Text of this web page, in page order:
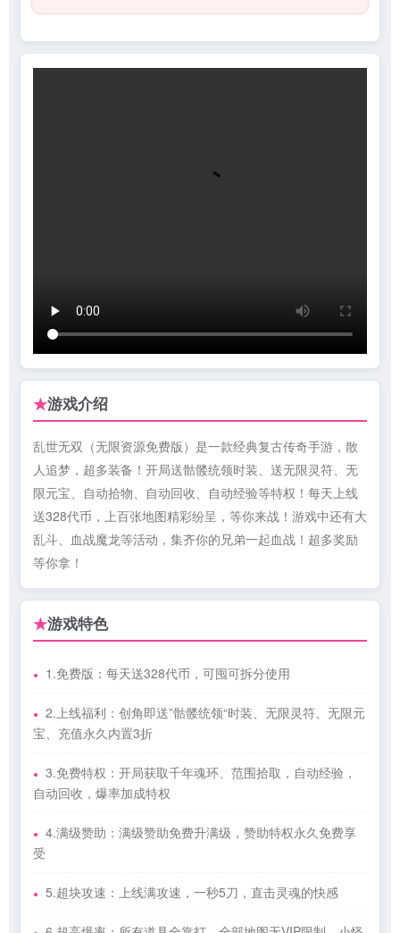
★游戏介绍
乱世无双（无限资源免费版）是一款经典复古传奇手游，散
人追梦，超多装备！开局送骷髅统领时装、送无限灵符、无
限元宝、自动拾物、自动回收、自动经验等特权！每天上线
送328代币，上百张地图精彩纷呈，等你来战！游戏中还有大
乱斗、血战魔龙等活动，集齐你的兄弟一起血战！超多奖励
等你拿！
★游戏特色
1.免费版：每天送328代币，可囤可拆分使用
2.上线福利：创角即送”骷髅统领“时装、无限灵符、无限元
宝、充值永久内置3折
3.免费特权：开局获取千年魂环、范围拾取，自动经验，
自动回收，爆率加成特权
4.满级赞助：满级赞助免费升满级，赞助特权永久免费享
受
5.超块攻速：上线满攻速，一秒5刀，直击灵魂的快感